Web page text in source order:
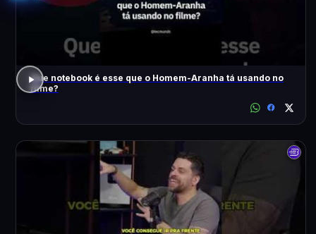
Que notebook é esse que o Homem-Aranha tá usando no
filme?